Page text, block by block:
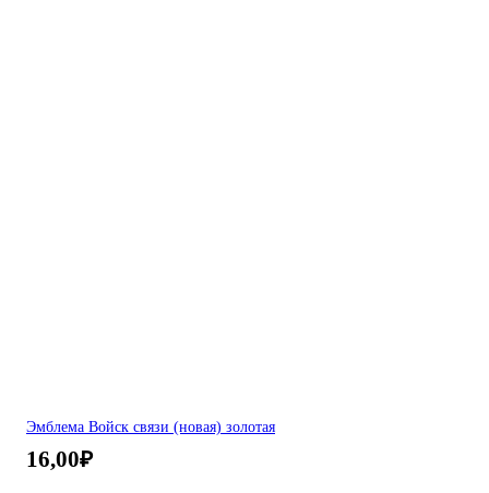
Эмблема Войск связи (новая) золотая
16,00₽